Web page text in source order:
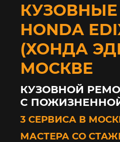
HONDA
(ХОНДА
МОСКВЕ
КУЗОВНОЙ
С
3 СЕРВИСА В
МАСТЕРА СО